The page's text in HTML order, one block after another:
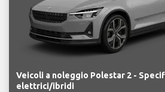
Veicoli a noleggio Polestar 2 -
elettrici/ibridi